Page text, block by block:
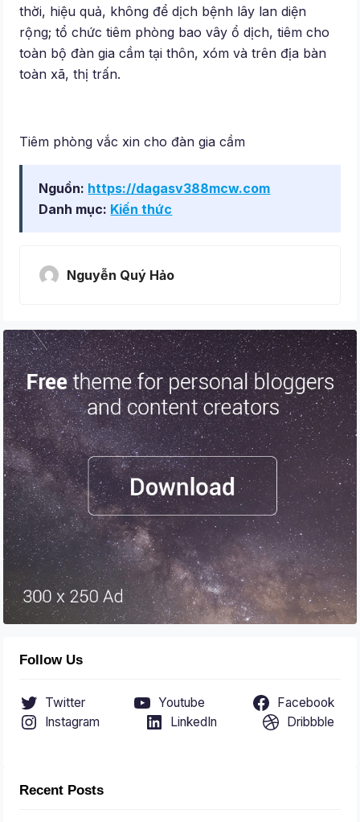
thời, hiệu quả, không để dịch bệnh lây lan diện
rộng; tổ chức tiêm phòng bao vây ổ dịch, tiêm cho
toàn bộ đàn gia cầm tại thôn, xóm và trên địa bàn
toàn xã, thị trấn.
Tiêm phòng vắc xin cho đàn gia cầm
Nguồn: https://dagasv388mcw.com
Danh mục: Kiến thức
Nguyễn Quý Hảo
Follow Us
Twitter Youtube
Facebook
Instagram
LinkedIn Dribbble
Recent Posts